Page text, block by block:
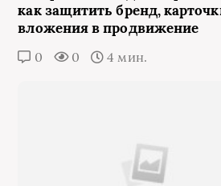
как защитить бренд,
вложения в продвижение
0 0 4 мин.